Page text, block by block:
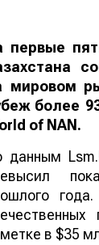
первые
мировом
более
of NAN .
данным
в $35